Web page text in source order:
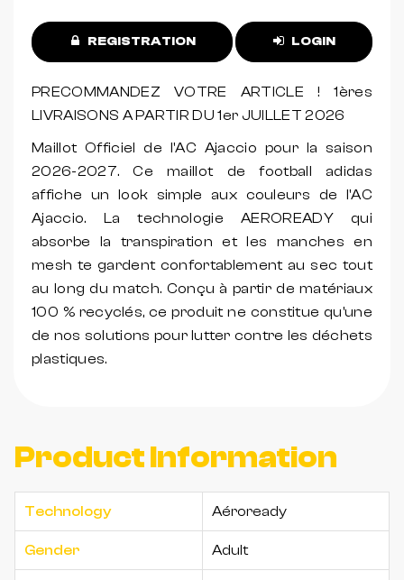
REGISTRATION LOGIN
PRECOMMANDEZ VOTRE ARTICLE ! 1ères
LIVRAISONS A PARTIR DU 1er JUILLET 2026
Maillot Officiel de l'AC Ajaccio pour la saison
2026-2027. Ce maillot de football adidas
affiche un look simple aux couleurs de l'AC
Ajaccio. La technologie AEROREADY qui
absorbe la transpiration et les manches en
mesh te gardent confortablement au sec tout
au long du match. Conçu à partir de matériaux
100 % recyclés, ce produit ne constitue qu'une
de nos solutions pour lutter contre les déchets
plastiques.
Product Information
Technology Aéroready
Gender Adult